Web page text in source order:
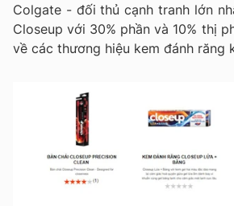
Colgate - đối thủ cạnh tranh lớn
Closeup với 30% phần và 10% thị
về các thương hiệu kem đánh răng